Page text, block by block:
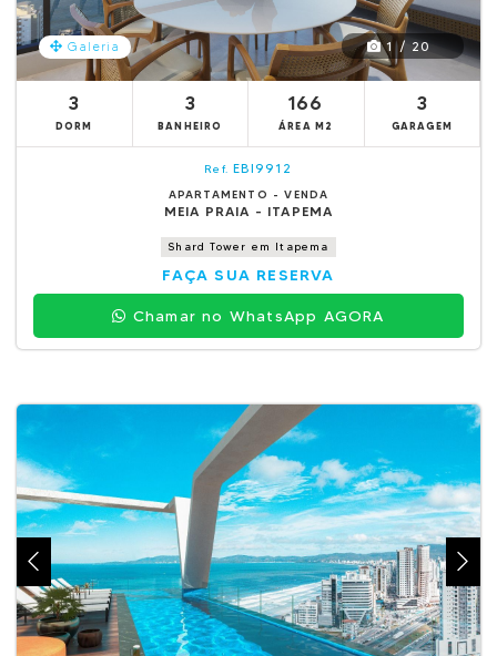
Galeria 1 / 20
3
DORM
3
BANHEIRO
166
ÁREA M2
3
GARAGEM
Ref. EBI9912
APARTAMENTO - VENDA
MEIA PRAIA - ITAPEMA
Shard Tower em Itapema
FAÇA SUA RESERVA
Chamar no WhatsApp AGORA